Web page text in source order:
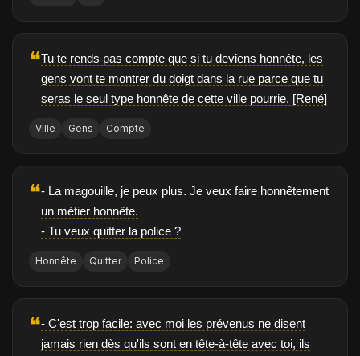
❝Tu te rends pas compte que si tu deviens honnête, les
gens vont te montrer du doigt dans la rue parce que tu
seras le seul type honnête de cette ville pourrie. [René]
Ville Gens Compte
❝- La magouille, je peux plus. Je veux faire honnêtement
un métier honnête.
- Tu veux quitter la police ?
Honnête Quitter Police
❝- C'est trop facile: avec moi les prévenus ne disent
jamais rien dès qu'ils sont en tête-à-tête avec toi, ils